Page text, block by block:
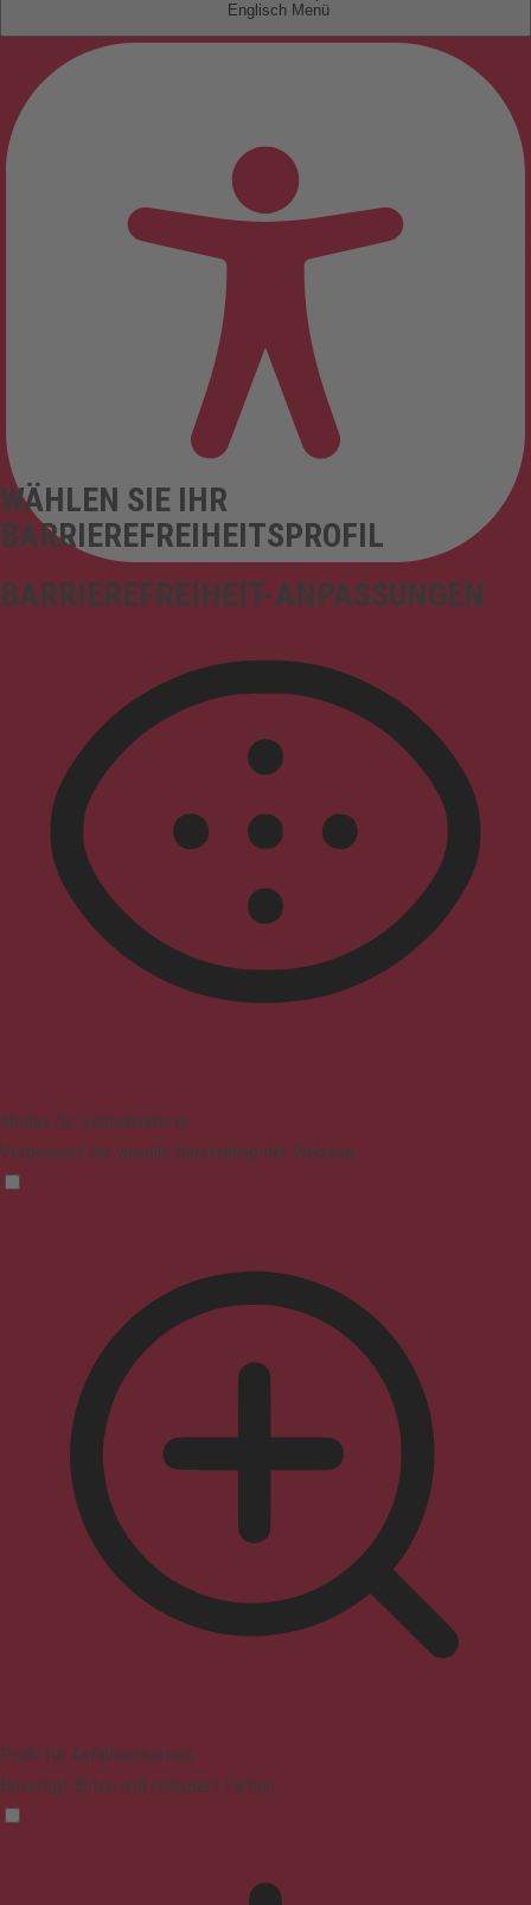
Englisch
BARRIEREFREIHEIT-ANPASSUNGEN
WÄHLEN SIE IHR
BARRIEREFREIHEITSPROFIL
Modus für Sehbehinderte
Verbessert die visuelle Darstellung der Website
Profil für Anfallssicherheit
Beseitigt Blitze und reduziert Farben